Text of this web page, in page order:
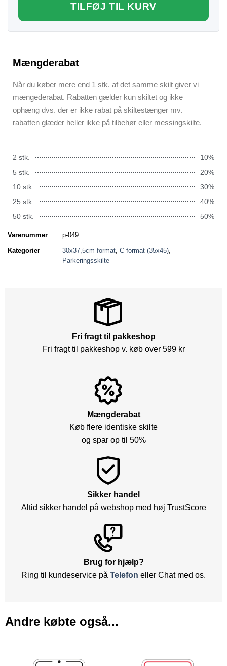
TILFØJ TIL KURV
Mængderabat
Når du køber mere end 1 stk. af det samme skilt giver vi
mængederabat. Rabatten gælder kun skiltet og ikke
ophæng dvs. der er ikke rabat på skiltestænger mv.
rabatten glæder heller ikke på tilbehør eller messingskilte.
2 stk.
10%
5 stk.
20%
10 stk.
30%
25 stk.
40%
50 stk.
50%
Varenummer p-049
Kategorier 30x37,5cm format, C format (35x45),
Parkeringsskilte
Fri fragt til pakkeshop
Fri fragt til pakkeshop v. køb over 599 kr
Mængderabat
Køb flere identiske skilte
og spar op til 50%
Sikker handel
Altid sikker handel på webshop med høj TrustScore
Brug for hjælp?
Ring til kundeservice på Telefon eller Chat med os.
Andre købte også...